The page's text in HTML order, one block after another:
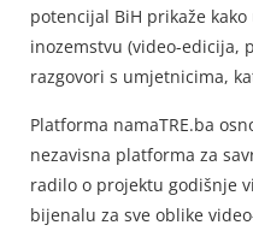
potencijal BiH prikaže
inozemstvu (video-edicija,
razgovori s umjetnicima,
Platforma namaTRE.ba
nezavisna platforma za
radilo o projektu godišnje
bijenalu za sve oblike